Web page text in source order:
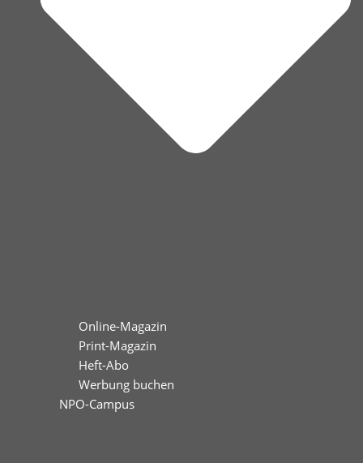
Online-Magazin
Print-Magazin
Heft-Abo
Werbung buchen
NPO-Campus